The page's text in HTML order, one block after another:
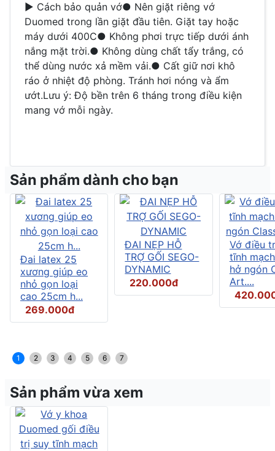
► Cách bảo quản vớ● Nên giặt riêng vớ
Duomed trong lần giặt đầu tiên. Giặt tay hoặc
máy dưới 400C● Không phơi trực tiếp dưới ánh
nắng mặt trời.● Không dùng chất tẩy trắng, có
thể dùng nước xả mềm vải.● Cất giữ nơi khô
ráo ở nhiệt độ phòng. Tránh hơi nóng và ẩm
ướt.Lưu ý: Độ bền trên 6 tháng trong điều kiện
mang vớ mỗi ngày.
Sản phẩm dành cho bạn
Đai latex 25
xương giúp eo
nhỏ gọn loại
cao 25cm h...
269.000đ
ĐAI NẸP HỖ
TRỢ GỐI SEGO-
DYNAMIC
220.000đ
Vớ điều
tĩnh
hở ngón
Art....
1 2 3 4 5 6 7
Sản phẩm vừa xem